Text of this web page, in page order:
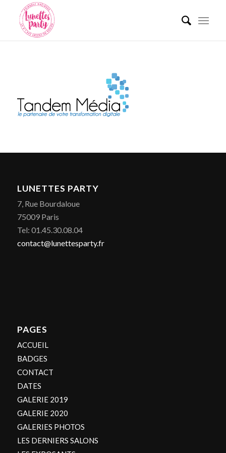
LUNETTES PARTY
7, Rue Bourdaloue
75009 Paris
Tel: 01.45.30.08.04
contact@lunettesparty.fr
PAGES
ACCUEIL
BADGES
CONTACT
DATES
GALERIE 2019
GALERIE 2020
GALERIES PHOTOS
LES DERNIERS SALONS